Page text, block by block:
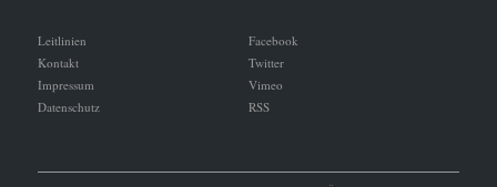
Leitlinien
Kontakt
Impressum
Datenschutz
Facebook
Twitter
Vimeo
RSS